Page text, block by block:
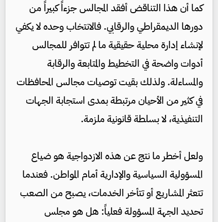
كما أن هذا التناقض أفقد المجالس جزءاً كبيراً من
دورها الديمقراطي والرقابي. فالانتخاب وحده لا يكفي
لإنشاء إدارة محلية حقيقية ما لم تتوافر للمجالس
أدوات واضحة في التخطيط والمتابعة والرقابة
والمساءلة. ولذلك بقيت توصيات مجالس المحافظات
في كثير من الأحيان مرتبطة بمدى استجابة الجهات
التنفيذية، لا بسلطة قانونية ملزمة.
ولعل أخطر ما نتج عن هذه الازدواجية هو ضياع
المسؤولية السياسية والإدارية أمام المواطن. فعندما
تتعثر المشاريع أو تتأخر الخدمات، يصبح من الصعب
تحديد الجهة المسؤولة فعلياً: هل هو مجلس